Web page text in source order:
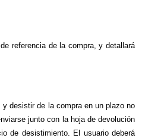
referencia de la compra, y detallará
desistir de la compra en un plazo no
junto con la hoja de devolución
de desistimiento. El usuario deberá